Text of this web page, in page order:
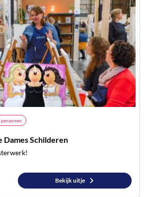
personen
Schilderen
Bekijk uitje